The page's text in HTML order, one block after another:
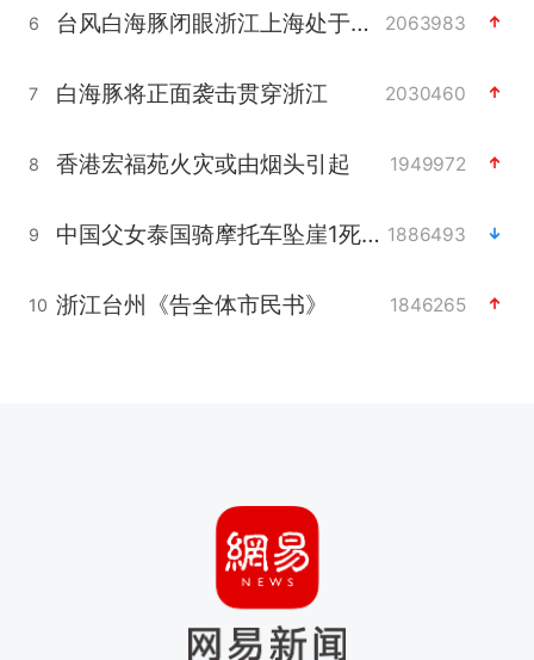
6 台风白海豚闭眼浙江上海处于危险半圆 2063983
7 白海豚将正面袭击贯穿浙江 2030460
8 香港宏福苑火灾或由烟头引起 1949972
9 中国父女泰国骑摩托车坠崖1死1伤 1886493
10 浙江台州《告全体市民书》 1846265